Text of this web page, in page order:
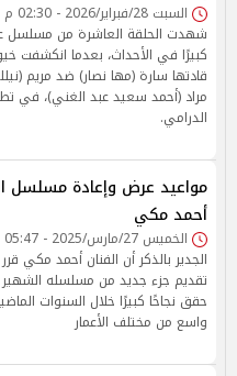
السبت 28/فبراير/2026 - 02:30 م
شهدت الحلقة العاشرة من مسلسل
كبيرًا في الأحداث، بعدما انكشفت
قادتها سارة (مها نصار) ضد مريم
مراد (أحمد سعيد عبد الغني)، في
الدرامي.
مواعيد عرض وإعادة مسلسل
أحمد مكي
الخميس 27/مارس/2025 - 05:47 ص
الجدير بالذكر أن الفنان أحمد مكي
تقديم جزء جديد من مسلسله الشهير
حقق نجاحًا كبيرًا خلال السنوات
واسع من مختلف الأعمار